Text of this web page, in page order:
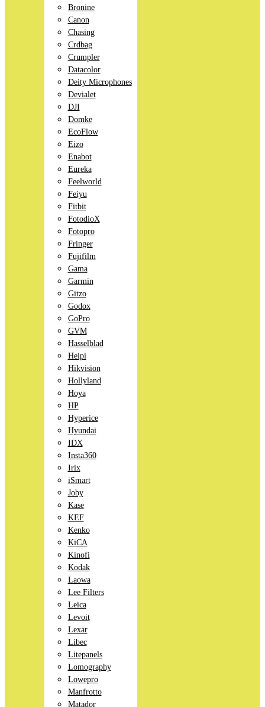
Bronine
Canon
Chasing
Crdbag
Crumpler
Datacolor
Deity Microphones
Devialet
DJI
Domke
EcoFlow
Eizo
Enabot
Eureka
Feelworld
Feiyu
Fitbit
FotodioX
Fotopro
Fringer
Fujifilm
Gama
Garmin
Gitzo
Godox
GoPro
GVM
Hasselblad
Heipi
Hikvision
Hollyland
Hoya
HP
Hyperice
Hyundai
IDX
Insta360
Irix
iSmart
Joby
Kase
KEF
Kenko
KiCA
Kinofi
Kodak
Laowa
Lee Filters
Leica
Levoit
Lexar
Libec
Litepanels
Lomography
Lowepro
Manfrotto
Matador